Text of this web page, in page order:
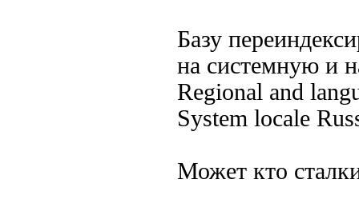
Базу
на системную и
Regional and
System locale
Может кто